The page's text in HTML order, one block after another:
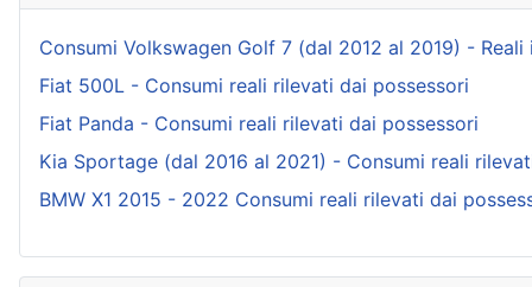
Consumi Volkswagen Golf 7 (dal 2012 al 2019) -
Fiat 500L - Consumi reali rilevati dai possessori
Fiat Panda - Consumi reali rilevati dai possessori
Kia Sportage (dal 2016 al 2021) - Consumi reali
BMW X1 2015 - 2022 Consumi reali rilevati dai